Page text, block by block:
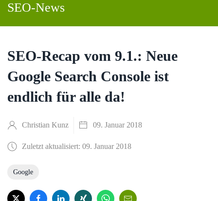
SEO-News
SEO-Recap vom 9.1.: Neue
Google Search Console ist
endlich für alle da!
Christian Kunz 09. Januar 2018
Zuletzt aktualisiert: 09. Januar 2018
Google